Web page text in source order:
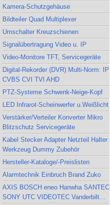
Kamera-Schutzgehäuse
Bildteiler Quad Multiplexer
Umschalter Kreuzschienen
Signalübertragung Video u. IP
Video-Monitore TFT, Servicegeräte
Digital-Rekorder (DVR) Multi-Norm: IP
CVBS CVI TVI AHD
PTZ-Systeme Schwenk-Neige-Kopf
LED Infrarot-Scheinwerfer u.Weißlicht
Verstärker/Verteiler Konverter Mikro
Blitzschutz Servicegeräte
Kabel Stecker Adapter Netzteil Halter
Werkzeug Dummy Zubehör
Hersteller-Kataloge/-Preislisten
Alarmtechnik Einbruch Brand Zuko
AXIS BOSCH eneo Hanwha SANTEC
SONY UTC VIDEOTEC Vanderbilt...